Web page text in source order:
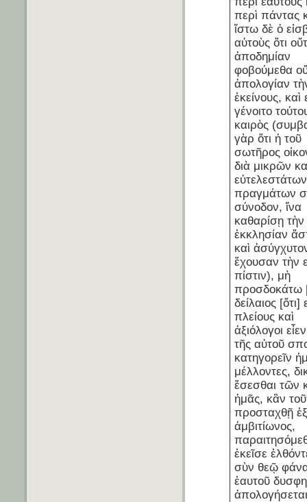
περὶ πάντας
ἴστω δὲ ὁ
αὐτοὺς ὅτι
ἀποδημίαν
φοβούμεθα
ἀπολογίαν
ἐκείνους, καὶ
γένοιτο
καιρὸς
γὰρ ὅτι ἡ τοῦ
σωτῆρος
διὰ μικρῶν
εὐτελεστάτων
πραγμάτων
σύνοδον, ἵνα
καθαρίσῃ
ἐκκλησίαν
καὶ
ἔχουσαν τὴν
πίστιν), μὴ
προσδοκάτω
δείλαιος [ὅτι]
πλείους καὶ
ἀξιόλογοι
τῆς αὐτοῦ
κατηγορεῖν
μέλλοντες,
ἔσεσθαι τῶν
ἡμᾶς, κἂν
προσταχθῇ
ἀμβιτίωνος,
ἐκεῖσε
σὺν θεῷ
ἑαυτοῦ